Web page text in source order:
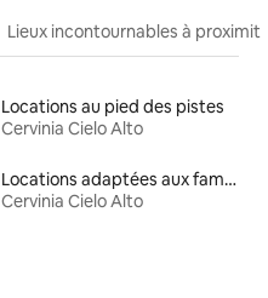
Lieux incontournables à
Locations au pied des pistes
Cervinia Cielo Alto
Locations adaptées aux familles
Cervinia Cielo Alto